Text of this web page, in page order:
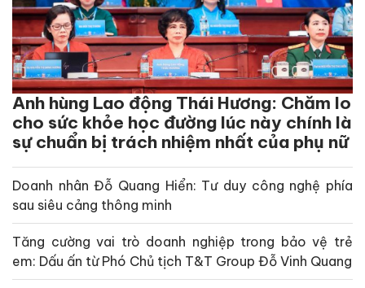
Anh hùng Lao động Thái Hương: Chăm lo
cho sức khỏe học đường lúc này chính là
sự chuẩn bị trách nhiệm nhất của phụ nữ
Doanh nhân Đỗ Quang Hiển: Tư duy công nghệ phía
sau siêu cảng thông minh
Tăng cường vai trò doanh nghiệp trong bảo vệ trẻ
em: Dấu ấn từ Phó Chủ tịch T&T Group Đỗ Vinh Quang